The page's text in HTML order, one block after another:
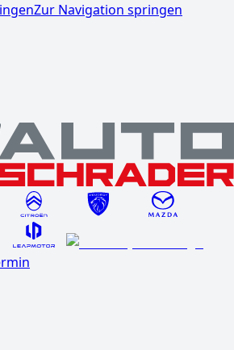
Zur Navigation springen